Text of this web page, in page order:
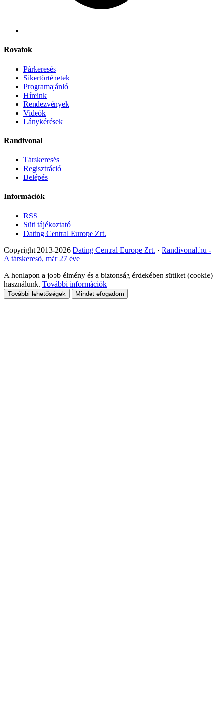
Rovatok
Párkeresés
Sikertörténetek
Programajánló
Híreink
Rendezvények
Videók
Lánykérések
Randivonal
Társkeresés
Regisztráció
Belépés
Információk
RSS
Süti tájékoztató
Dating Central Europe Zrt.
Copyright 2013-2026 Dating Central Europe Zrt. · Randivonal.hu -
A társkereső, már 27 éve
A honlapon a jobb élmény és a biztonság érdekében sütiket (cookie)
használunk. További információk
További lehetőségek Mindet efogadom